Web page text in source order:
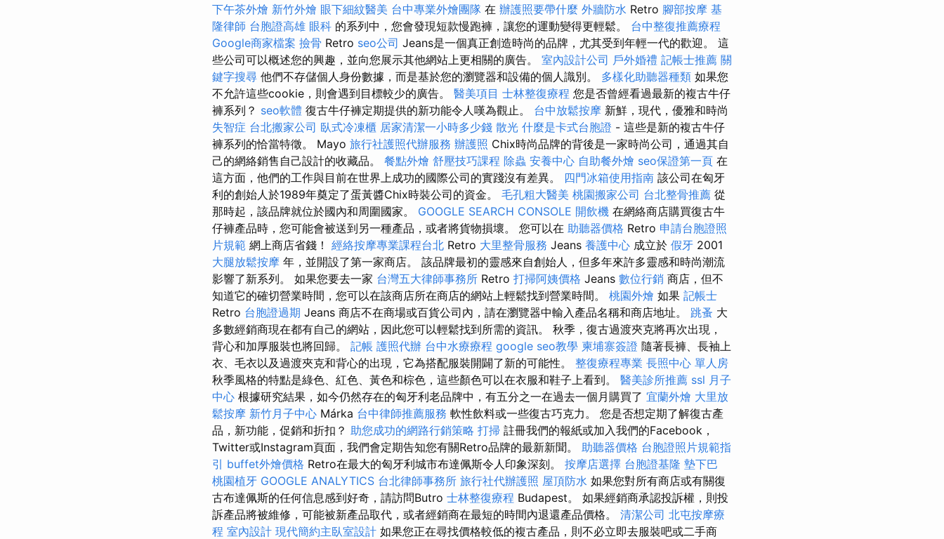
下午茶外燴 新竹外燴 眼下細紋醫美 台中專業外燴團隊 在 辦護照要帶什麼 外牆防水 Retro 腳部按摩 基
隆律師 台胞證高雄 眼科 的系列中，您會發現短款慢跑褲，讓您的運動變得更輕鬆。 台中整復推薦療程
Google商家檔案 撿骨 Retro seo公司 Jeans是一個真正創造時尚的品牌，尤其受到年輕一代的歡迎。 這
些公司可以概述您的興趣，並向您展示其他網站上更相關的廣告。 室內設計公司 戶外婚禮 記帳士推薦 關
鍵字搜尋 他們不存儲個人身份數據，而是基於您的瀏覽器和設備的個人識別。 多樣化助聽器種類 如果您
不允許這些cookie，則會遇到目標較少的廣告。 醫美項目 士林整復療程 您是否曾經看過最新的複古牛仔
褲系列？ seo軟體 復古牛仔褲定期提供的新功能令人嘆為觀止。 台中放鬆按摩 新鮮，現代，優雅和時尚
失智症 台北搬家公司 臥式冷凍櫃 居家清潔一小時多少錢 散光 什麼是卡式台胞證 - 這些是新的複古牛仔
褲系列的恰當特徵。 Mayo 旅行社護照代辦服務 辦護照 Chix時尚品牌的背後是一家時尚公司，通過其自
己的網絡銷售自己設計的收藏品。 餐點外燴 舒壓技巧課程 除蟲 安養中心 自助餐外燴 seo保證第一頁 在
這方面，他們的工作與目前在世界上成功的國際公司的實踐沒有差異。 四門冰箱使用指南 該公司在匈牙
利的創始人於1989年奠定了蛋黃醬Chix時裝公司的資金。 毛孔粗大醫美 桃園搬家公司 台北整骨推薦 從
那時起，該品牌就位於國內和周圍國家。 GOOGLE SEARCH CONSOLE 開飲機 在網絡商店購買復古牛
仔褲產品時，您可能會被送到另一種產品，或者將貨物損壞。 您可以在 助聽器價格 Retro 申請台胞證照
片規範 網上商店省錢！ 經絡按摩專業課程台北 Retro 大里整骨服務 Jeans 養護中心 成立於 假牙 2001
大腿放鬆按摩 年，並開設了第一家商店。 該品牌最初的靈感來自創始人，但多年來許多靈感和時尚潮流
影響了新系列。 如果您要去一家 台灣五大律師事務所 Retro 打掃阿姨價格 Jeans 數位行銷 商店，但不
知道它的確切營業時間，您可以在該商店所在商店的網站上輕鬆找到營業時間。 桃園外燴 如果 記帳士
Retro 台胞證過期 Jeans 商店不在商場或百貨公司內，請在瀏覽器中輸入產品名稱和商店地址。 跳蚤 大
多數經銷商現在都有自己的網站，因此您可以輕鬆找到所需的資訊。 秋季，復古過渡夾克將再次出現，
背心和加厚服裝也將回歸。 記帳 護照代辦 台中水療療程 google seo教學 柬埔寨簽證 隨著長褲、長袖上
衣、毛衣以及過渡夾克和背心的出現，它為搭配服裝開闢了新的可能性。 整復療程專業 長照中心 單人房
秋季風格的特點是綠色、紅色、黃色和棕色，這些顏色可以在衣服和鞋子上看到。 醫美診所推薦 ssl 月子
中心 根據研究結果，如今仍然存在的匈牙利老品牌中，有五分之一在過去一個月購買了 宜蘭外燴 大里放
鬆按摩 新竹月子中心 Márka 台中律師推薦服務 軟性飲料或一些復古巧克力。 您是否想定期了解復古產
品，新功能，促銷和折扣？ 助您成功的網路行銷策略 打掃 註冊我們的報紙或加入我們的Facebook，
Twitter或Instagram頁面，我們會定期告知您有關Retro品牌的最新新聞。 助聽器價格 台胞證照片規範指
引 buffet外燴價格 Retro在最大的匈牙利城市布達佩斯令人印象深刻。 按摩店選擇 台胞證基隆 墊下巴
桃園植牙 GOOGLE ANALYTICS 台北律師事務所 旅行社代辦護照 屋頂防水 如果您對所有商店或有關復
古布達佩斯的任何信息感到好奇，請訪問Butro 士林整復療程 Budapest。 如果經銷商承認投訴權，則投
訴產品將被維修，可能被新產品取代，或者經銷商在最短的時間內退還產品價格。 清潔公司 北屯按摩療
程 室內設計 現代簡約主臥室設計 如果您正在尋找價格較低的複古產品，則不必立即去服裝吧或二手商